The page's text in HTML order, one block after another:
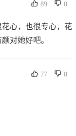
89 0
心，也很专心，花
对她好吧。
77 0